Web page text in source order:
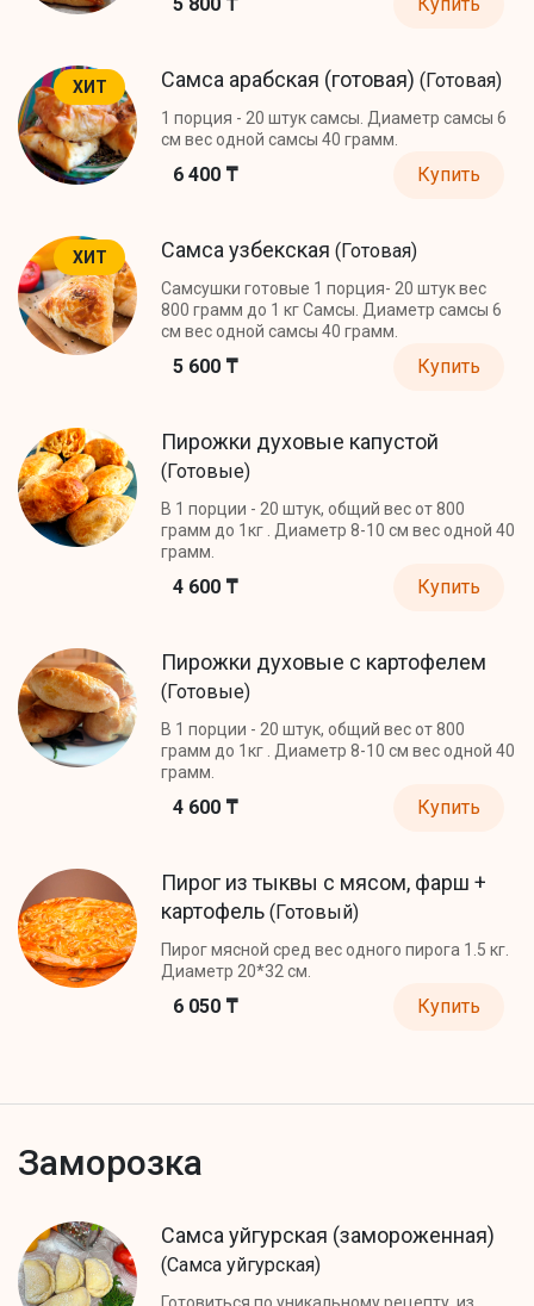
ХИТ Самса арабская (готовая) (Готовая)
1 порция - 20 штук самсы. Диаметр самсы 6
см вес одной самсы 40 грамм.
6 400 ₸ Купить
ХИТ Самса узбекская (Готовая)
Самсушки готовые 1 порция- 20 штук вес
800 грамм до 1 кг Самсы. Диаметр самсы 6
см вес одной самсы 40 грамм.
5 600 ₸ Купить
Пирожки духовые капустой
(Готовые)
В 1 порции - 20 штук, общий вес от 800
грамм до 1кг . Диаметр 8-10 см вес одной 40
грамм.
4 600 ₸ Купить
Пирожки духовые с картофелем
(Готовые)
В 1 порции - 20 штук, общий вес от 800
грамм до 1кг . Диаметр 8-10 см вес одной 40
грамм.
4 600 ₸ Купить
Пирог из тыквы с мясом, фарш +
картофель (Готовый)
Пирог мясной сред вес одного пирога 1.5 кг.
Диаметр 20*32 см.
6 050 ₸ Купить
Заморозка
Самса уйгурская (замороженная)
(Самса уйгурская)
Готовиться по уникальному рецепту, из